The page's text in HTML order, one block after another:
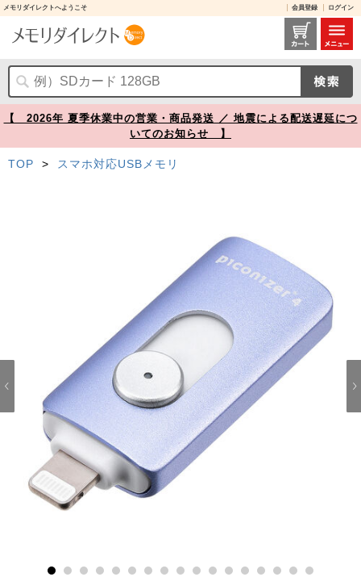
メモリダイレクトへようこそ 会員登録 ログイン
Piconizer 4 128GB USBメモリ バイオレット Lightning USB Type-C iPhone Android 対応 MFi認証品【メモリダイレクト】
【 2026年 夏季休業中の営業・商品発送 ／ 地震による配送遅延につ
いてのお知らせ 】
TOP > スマホ対応USBメモリ